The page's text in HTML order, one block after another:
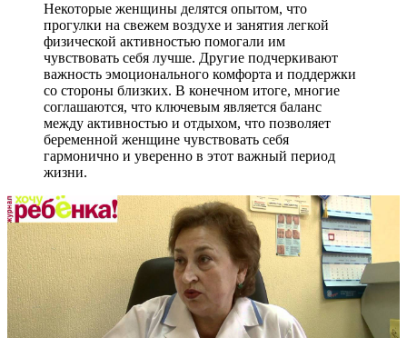
Некоторые женщины делятся опытом, что
прогулки на свежем воздухе и занятия легкой
физической активностью помогали им
чувствовать себя лучше. Другие подчеркивают
важность эмоционального комфорта и поддержки
со стороны близких. В конечном итоге, многие
соглашаются, что ключевым является баланс
между активностью и отдыхом, что позволяет
беременной женщине чувствовать себя
гармонично и уверенно в этот важный период
жизни.